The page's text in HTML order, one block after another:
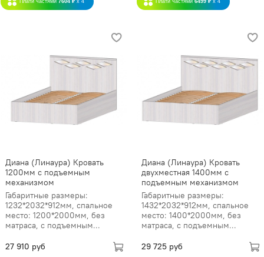
Плати частями 7604 ₽ x 4 Плати частями 6499 ₽ x 4
Диана (Линаура) Кровать
1200мм с подъемным
механизмом
Габаритные размеры:
1232*2032*912мм, спальное
место: 1200*2000мм, без
матраса, с подъемным...
27 910 руб
Диана (Линаура) Кровать
двухместная 1400мм с
подъемным механизмом
Габаритные размеры:
1432*2032*912мм, спальное
место: 1400*2000мм, без
матраса, с подъемным...
29 725 руб